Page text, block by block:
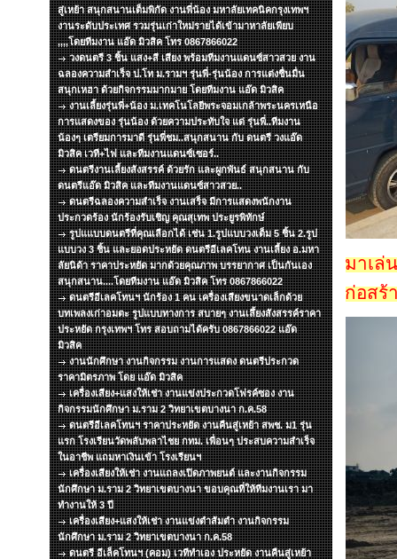
สู่เหย้า สนุกสนานเต็มพิกัด งานพี่น้อง มหาลัยเทคนิคกรุงเทพฯ
งานระดับประเทศ รวมรุ่นเก่าใหม่รายได้เข้ามาหาลัยเพียบ
,,,,โดยทีมงาน แอ๊ด มิวสิค โทร 0867866022
วงดนตรี 3 ชิ้น แสง+สี เสียง พร้อมทีมงานแดนซ์สาวสวย งาน
ฉลองความสำเร็จ ป.โท ม.รามฯ รุ่นพี่-รุ่นน้อง การแต่งชื่นมื่น
สนุกเหฮา ด้วยกิจกรรมมากมาย โดยทีมงาน แอ๊ด มิวสิค
งานเลี้ยงรุ่นพี่+น้อง ม.เทคโนโลยีพระจอมเกล้าพระนครเหนือ
การแสดงของ รุ่นน้อง ด้วยความประทับใจ แด่ รุ่นพี่..ทีมงาน
น้องๆ เตรียมการมาดี รุ่นพี่ชม..สนุกสนาน กับ ดนตรี วงแอ๊ด
มิวสิค เวที+ไฟ และทีมงานแดนซ์เซอร์..
ดนตรีงานเลี้ยงสังสรรค์ ด้วยรัก และผูกพันธ์ สนุกสนาน กับ
ดนตรีแอ๊ด มิวสิค และทีมงานแดนซ์สาวสวย..
ดนตรีฉลองความสำเร็จ งานเสร็จ มีการแสดงพนักงาน
ประกวดร้อง นักร้องรับเชิญ คุณสุเทพ ประยูรพิทักษ์
รูปแแบบดนตรีที่คุณเลือกได้ เช่น 1.รูปแบบวงเต็ม 5 ชิ้น 2.รูป
แบบวง 3 ชิ้น และยอดประหยัด ดนตรีอีเลคโทน งานเลี้ยง อ.มหา
ลัยนิด้า ราคาประหยัด มากด้วยคุณภาพ บรรยากาศ เป็นกันเอง
สนุกสนาน....โดยทีมงาน แอ๊ด มิวสิค โทร 0867866022
ดนตรีอีเลคโทนฯ นักร้อง 1 คน เครื่องเสียงขนาดเล็กด้วย
บทเพลงเก่าอมตะ รูปแบบทางการ สบายๆ งานเลึ้ยงสังสรรค์ราคา
ประหยัด กรุงเทพฯ โทร สอบถามได้ครับ 0867866022 แอ๊ด
มิวสิค
งานนักศึกษา งานกิจกรรม งานการแสดง ดนตรีประกวด
ราคามิตรภาพ โดย แอ๊ด มิวสิค
เครื่องเสียง+แสงให้เช่า งานแข่งประกวดโฟรค์ซอง งาน
กิจกรรมนักศึกษา ม.ราม 2 วิทยาเขตบางนา ก.ค.58
ดนตรีอีเลคโทนฯ ราคาประหยัด งานคืนสู่เหย้า สพช. ม1 รุ่น
แรก โรงเรียนวัดพลับพลาไชย กทม. เพื่อนๆ ประสบความสำเร็จ
ในอาชีพ แถมหาเงินเข้า โรงเรียนฯ
เครื่องเสียงให้เช่า งานแถลงเปิดภาพยนต์ และงานกิจกรรม
นักศึกษา ม.ราม 2 วิทยาเขตบางนา ขอบคุณที่ให้ทีมงานเรา มา
ทำงานให้ 3 ปี
เครื่องเสียง+แสงให้เช่า งานแข่งตำส้มตำ งานกิจกรรม
นักศึกษา ม.ราม 2 วิทยาเขตบางนา ก.ค.58
ดนตรี อีเล็คโทนฯ (คอม) เวทีทำเอง ประหยัด งานคืนสู่เหย้า
มาเล่
ก่อสร้